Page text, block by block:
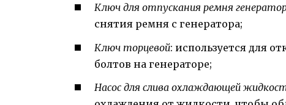
Ключ для отпускания ремня
снятия ремня с генератора;
Ключ торцевой: используется для
болтов на генераторе;
Насос для слива охлаждающей